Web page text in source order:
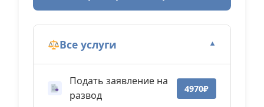
Все услуги ▼
Подать заявление на
развод
4970₽